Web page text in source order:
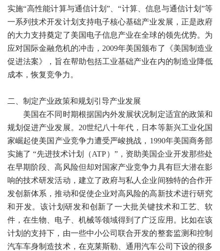
实施“高性能计算与通信计划”、“计算、信息与通信计划”等
一系列技术开发计划支持电子核心基础产业发展，正是政府
的大力支持奠定了美国电子信息产业在全球的领先优势。为
应对国际金融危机的冲击，2009年美国颁布了《美国制造业
促进法案》，旨在帮助包括工业基础产业在内的制造业降低
成本，恢复竞争力。
二、制定产业政策和规划引导产业发展
美国在不同时期根据国内外发展状况制定适宜的政策和
规划促进产业发展。20世纪八十年代，日本等新兴工业化国
家崛起使美国产业竞争力遭受严峻挑战，1990年美国商务部
实施了 “先进技术计划（ATP）”，资助美国企业开发那些处
在早期阶段、高风险但却对国家产业竞争力具有巨大潜在影
响的技术研发活动，建立了政府与私人企业间独特的合作开
发创新体系，推动和促使企业对高风险的高新技术进行研究
和开发。该计划研发和创新了一大批关键技术和工艺、软
件，在生物、电子、机械等领域得到了广泛应用。比如在该
计划的支持下，由一些中小公司联合开发的整套监测和控制
汽车车身制造技术，在克莱斯勒、通用汽车公司下设的很多